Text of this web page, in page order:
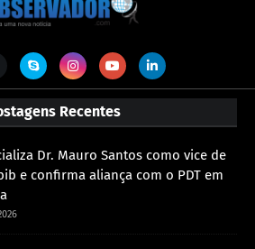
Recentes
Dr. Mauro Santos como vice de
e confirma aliança com o PDT em